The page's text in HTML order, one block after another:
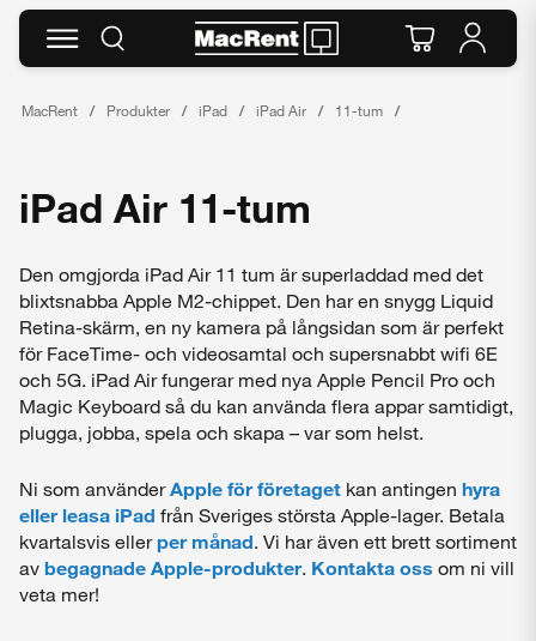
MacRent Produkter iPad iPad Air 11-tum
iPad Air 11-tum
Den omgjorda iPad Air 11 tum är superladdad med det
blixtsnabba Apple M2-chippet. Den har en snygg Liquid
Retina-skärm, en ny kamera på långsidan som är perfekt
för FaceTime- och videosamtal och supersnabbt wifi 6E
och 5G. iPad Air fungerar med nya Apple Pencil Pro och
Magic Keyboard så du kan använda flera appar samtidigt,
plugga, jobba, spela och skapa – var som helst.
Ni som använderApple för företaget kan antingen hyra
eller leasa iPad från Sveriges största Apple-lager. Betala
kvartalsvis ellerper månad. Vi har även ett brett sortiment
av begagnade Apple-produkter. Kontakta oss om ni vill
veta mer!